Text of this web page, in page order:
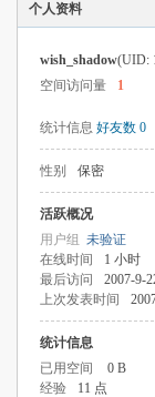
个人资料
wish_shadow(UID:
空间访问量
1
统计信息 好友数 0
性别 保密
活跃概况
用户组 未验证
在线时间
1 小时
最后访问
2007-9-
上次发表时间
统计信息
已用空间
0 B
经验
11 点